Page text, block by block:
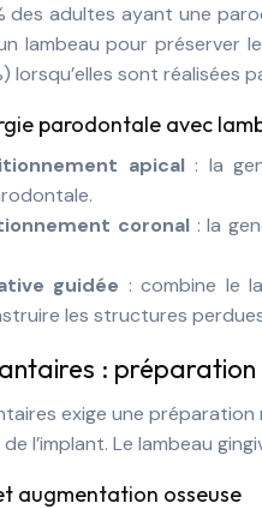
des adultes ayant une
lambeau pour préserver
lorsqu’elles sont réalisées
parodontale avec
apical : la
coronal : la
guidée : combine le
les structures
:
exige une
l’implant. Le lambeau
augmentation osseuse